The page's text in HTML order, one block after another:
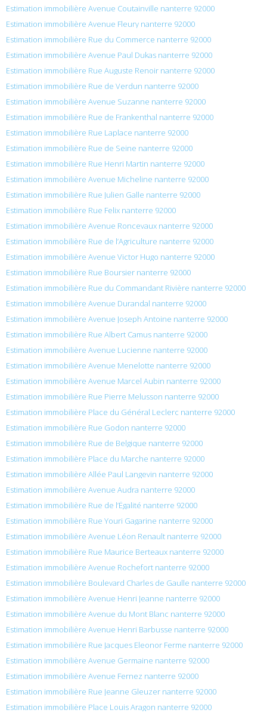
Estimation immobilière Avenue Coutainville nanterre 92000
Estimation immobilière Avenue Fleury nanterre 92000
Estimation immobilière Rue du Commerce nanterre 92000
Estimation immobilière Avenue Paul Dukas nanterre 92000
Estimation immobilière Rue Auguste Renoir nanterre 92000
Estimation immobilière Rue de Verdun nanterre 92000
Estimation immobilière Avenue Suzanne nanterre 92000
Estimation immobilière Rue de Frankenthal nanterre 92000
Estimation immobilière Rue Laplace nanterre 92000
Estimation immobilière Rue de Seine nanterre 92000
Estimation immobilière Rue Henri Martin nanterre 92000
Estimation immobilière Avenue Micheline nanterre 92000
Estimation immobilière Rue Julien Galle nanterre 92000
Estimation immobilière Rue Felix nanterre 92000
Estimation immobilière Avenue Roncevaux nanterre 92000
Estimation immobilière Rue de l’Agriculture nanterre 92000
Estimation immobilière Avenue Victor Hugo nanterre 92000
Estimation immobilière Rue Boursier nanterre 92000
Estimation immobilière Rue du Commandant Rivière nanterre 92000
Estimation immobilière Avenue Durandal nanterre 92000
Estimation immobilière Avenue Joseph Antoine nanterre 92000
Estimation immobilière Rue Albert Camus nanterre 92000
Estimation immobilière Avenue Lucienne nanterre 92000
Estimation immobilière Avenue Menelotte nanterre 92000
Estimation immobilière Avenue Marcel Aubin nanterre 92000
Estimation immobilière Rue Pierre Melusson nanterre 92000
Estimation immobilière Place du Général Leclerc nanterre 92000
Estimation immobilière Rue Godon nanterre 92000
Estimation immobilière Rue de Belgique nanterre 92000
Estimation immobilière Place du Marche nanterre 92000
Estimation immobilière Allée Paul Langevin nanterre 92000
Estimation immobilière Avenue Audra nanterre 92000
Estimation immobilière Rue de l’Égalité nanterre 92000
Estimation immobilière Rue Youri Gagarine nanterre 92000
Estimation immobilière Avenue Léon Renault nanterre 92000
Estimation immobilière Rue Maurice Berteaux nanterre 92000
Estimation immobilière Avenue Rochefort nanterre 92000
Estimation immobilière Boulevard Charles de Gaulle nanterre 92000
Estimation immobilière Avenue Henri Jeanne nanterre 92000
Estimation immobilière Avenue du Mont Blanc nanterre 92000
Estimation immobilière Avenue Henri Barbusse nanterre 92000
Estimation immobilière Rue Jacques Eleonor Ferme nanterre 92000
Estimation immobilière Avenue Germaine nanterre 92000
Estimation immobilière Avenue Fernez nanterre 92000
Estimation immobilière Rue Jeanne Gleuzer nanterre 92000
Estimation immobilière Place Louis Aragon nanterre 92000